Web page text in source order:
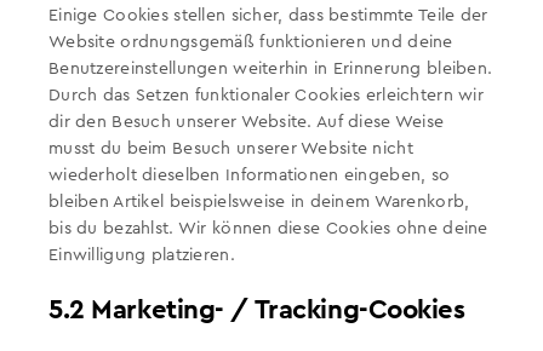
Einige Cookies stellen sicher, dass bestimmte Teile der
Website ordnungsgemäß funktionieren und deine
Benutzereinstellungen weiterhin in Erinnerung bleiben.
Durch das Setzen funktionaler Cookies erleichtern wir
dir den Besuch unserer Website. Auf diese Weise
musst du beim Besuch unserer Website nicht
wiederholt dieselben Informationen eingeben, so
bleiben Artikel beispielsweise in deinem Warenkorb,
bis du bezahlst. Wir können diese Cookies ohne deine
Einwilligung platzieren.
5.2 Marketing- / Tracking-Cookies